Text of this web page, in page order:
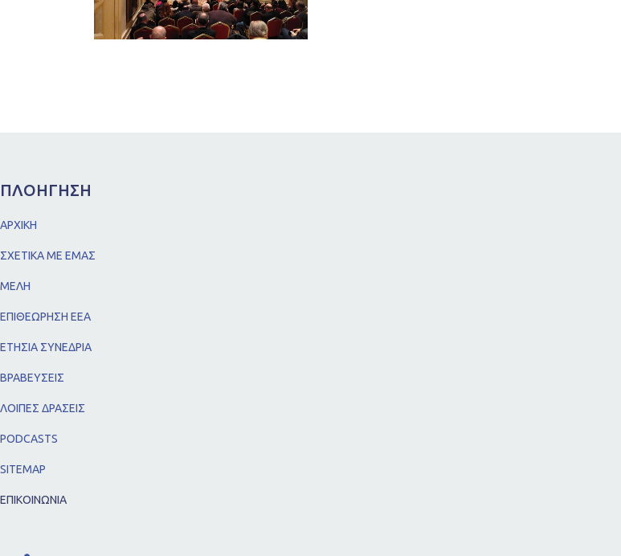
ΠΛΟΗΓΗΣΗ
ΑΡΧΙΚΗ
ΣΧΕΤΙΚΑ ΜΕ ΕΜΑΣ
ΜΕΛΗ
ΕΠΙΘΕΩΡΗΣΗ ΕΕΑ
ΕΤΗΣΙΑ ΣΥΝΕΔΡΙΑ
ΒΡΑΒΕΥΣΕΙΣ
ΛΟΙΠΕΣ ΔΡΑΣΕΙΣ
PODCASTS
SITEMAP
ΕΠΙΚΟΙΝΩΝΙΑ